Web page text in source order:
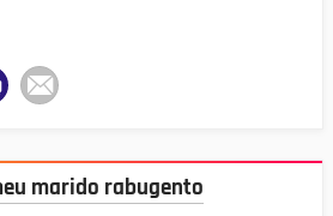
marido rabugento